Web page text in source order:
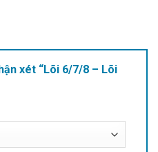
xét “Lõi 6/7/8 – Lõi